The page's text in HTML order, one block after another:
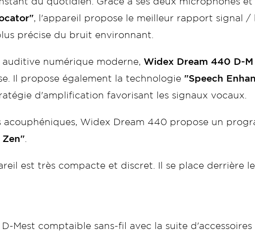
du quotidien. Grâce à ses deux microphones
, l'appareil propose le meilleur rapport signal
précise du bruit environnant.
numérique moderne, Widex Dream 440 D-M
Il propose également la technologie "Speech
d'amplification favorisant les signaux vocaux.
acouphéniques, Widex Dream 440 propose un
Zen"
est très compacte et discret. Il se place derrière
Mest comptaible sans-fil avec la suite